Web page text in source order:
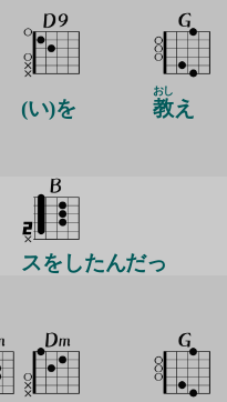
(い)を 教
おし
え
スをしたんだっ